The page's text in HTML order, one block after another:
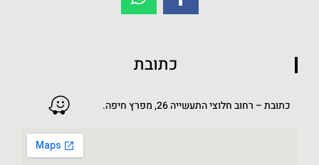
כתובת
כתובת – רחוב חלוצי התעשייה 26, מפרץ חיפה.